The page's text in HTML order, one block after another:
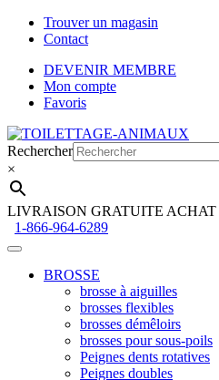
Trouver un magasin
Contact
DEVENIR MEMBRE
Mon compte
Favoris
Aller
à
la
navigation
Aller
au
contenu
Rechercher
×
LIVRAISON GRATUITE ACHAT
1-866-964-6289
BROSSE
brosse à aiguilles
brosses flexibles
brosses démêloirs
brosses pour sous-poils
Peignes dents rotatives
Peignes doubles